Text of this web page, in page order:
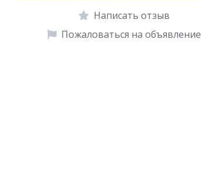
Написать отзыв
Пожаловаться на объявление